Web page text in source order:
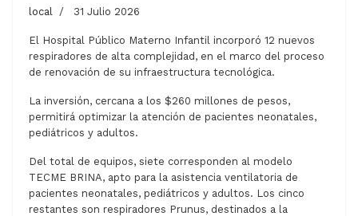
local 31 Julio 2026
El Hospital Público Materno Infantil incorporó 12 nuevos
respiradores de alta complejidad, en el marco del proceso
de renovación de su infraestructura tecnológica.
La inversión, cercana a los $260 millones de pesos,
permitirá optimizar la atención de pacientes neonatales,
pediátricos y adultos.
Del total de equipos, siete corresponden al modelo
TECME BRINA, apto para la asistencia ventilatoria de
pacientes neonatales, pediátricos y adultos. Los cinco
restantes son respiradores Prunus, destinados a la